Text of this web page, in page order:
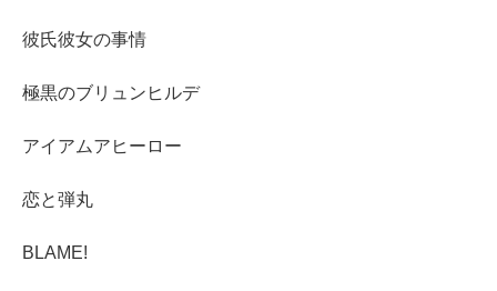
彼氏彼女の事情
極黒のブリュンヒルデ
アイアムアヒーロー
恋と弾丸
BLAME!